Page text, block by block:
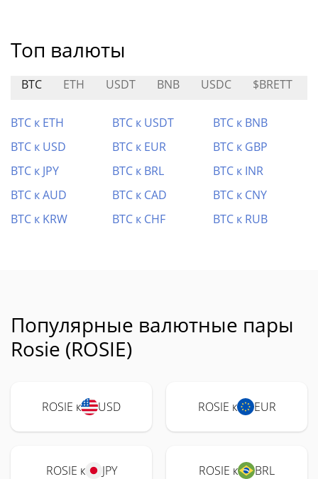
Топ валюты
BTC ETH USDT BNB USDC $BRETT
BTC к ETH BTC к USDT
BTC к BNB
BTC к USD
BTC к EUR
BTC к GBP
BTC к JPY
BTC к BRL
BTC к INR
BTC к AUD
BTC к CAD
BTC к CNY
BTC к KRW
BTC к CHF BTC к RUB
Популярные валютные пары
Rosie (ROSIE)
ROSIE к USD ROSIE к EUR
ROSIE к JPY ROSIE к BRL